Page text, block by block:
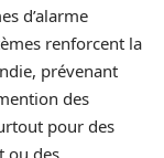
d’alarme
renforcent la
prévenant
des
pour des
ou des